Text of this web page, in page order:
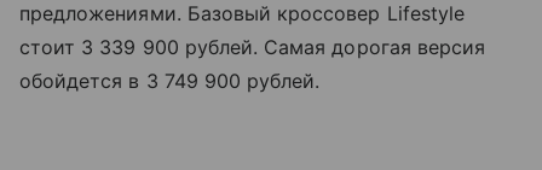
предложениями. Базовый кроссовер Lifestyle
стоит 3 339 900 рублей. Самая дорогая версия
обойдется в 3 749 900 рублей.